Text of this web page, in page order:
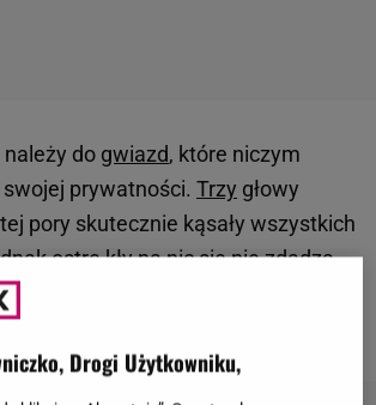
należy do gwiazd, które niczym
prywatności. Trzy głowy
pory skutecznie kąsały wszystkich
ostre kły na nic się nie zdadzą
się na tyłach. Dzięki temu
z kim chodzi Monika Brodka.
Drogi Użytkowniku,